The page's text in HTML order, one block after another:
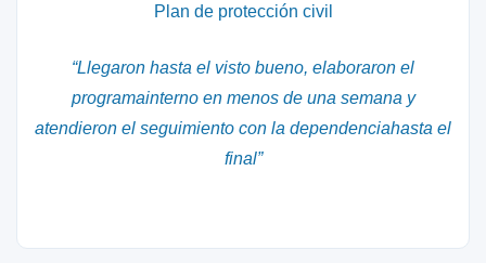
Plan de protección civil
“Llegaron hasta el visto bueno, elaboraron el
programainterno en menos de una semana y
atendieron el seguimiento con la dependenciahasta el
final”